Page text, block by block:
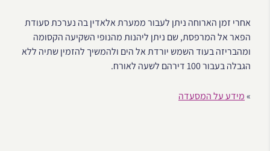
אחרי זמן הארוחה ניתן לעבור ממערת אלאדין בה נערכת סעודת
הפאר אל המרפסת, שם ניתן ליהנות מהנופי השקיעה הקסומה
ומהבריזה בעוד השמש יורדת אל הים ולהמשיך להזמין שתיה ללא
הגבלה בעבור 100 דירהם לשעה לאורח.
»מידע על המסעדה